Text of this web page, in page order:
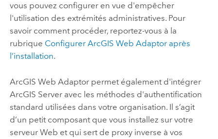
vous pouvez configurer en vue d'empêcher
l'utilisation des extrémités administratives. Pour
savoir comment procéder, reportez-vous à la
rubrique Configurer ArcGIS Web Adaptoraprès
l’installation.
ArcGIS Web Adaptorpermet également d'intégrer
ArcGIS Serveravec les méthodes d'authentification
standard utilisées dans votre organisation. Il s’agit
d’un petit composant que vous installez sur votre
serveur Web et qui sert de proxy inverse à vos